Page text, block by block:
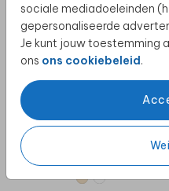
sociale mediadoeleinden
gepersonaliseerde
Je kunt jouw toestemming
ons ons cookiebeleid.